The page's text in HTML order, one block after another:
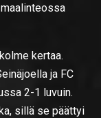
kertaa.
ja FC
2-1 luvuin.
sillä se päättyi